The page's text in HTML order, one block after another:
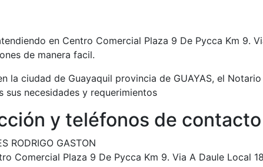
en Centro Comercial Plaza 9 De Pycca Km 9.
de manera facil.
la ciudad de Guayaquil provincia de GUAYAS, el
necesidades y requerimientos
y teléfonos de contacto
RODRIGO GASTON
Comercial Plaza 9 De Pycca Km 9. Via A Daule Local